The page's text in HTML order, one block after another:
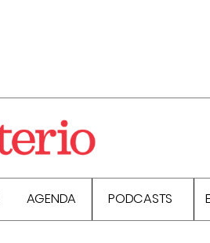
AGENDA PODCASTS